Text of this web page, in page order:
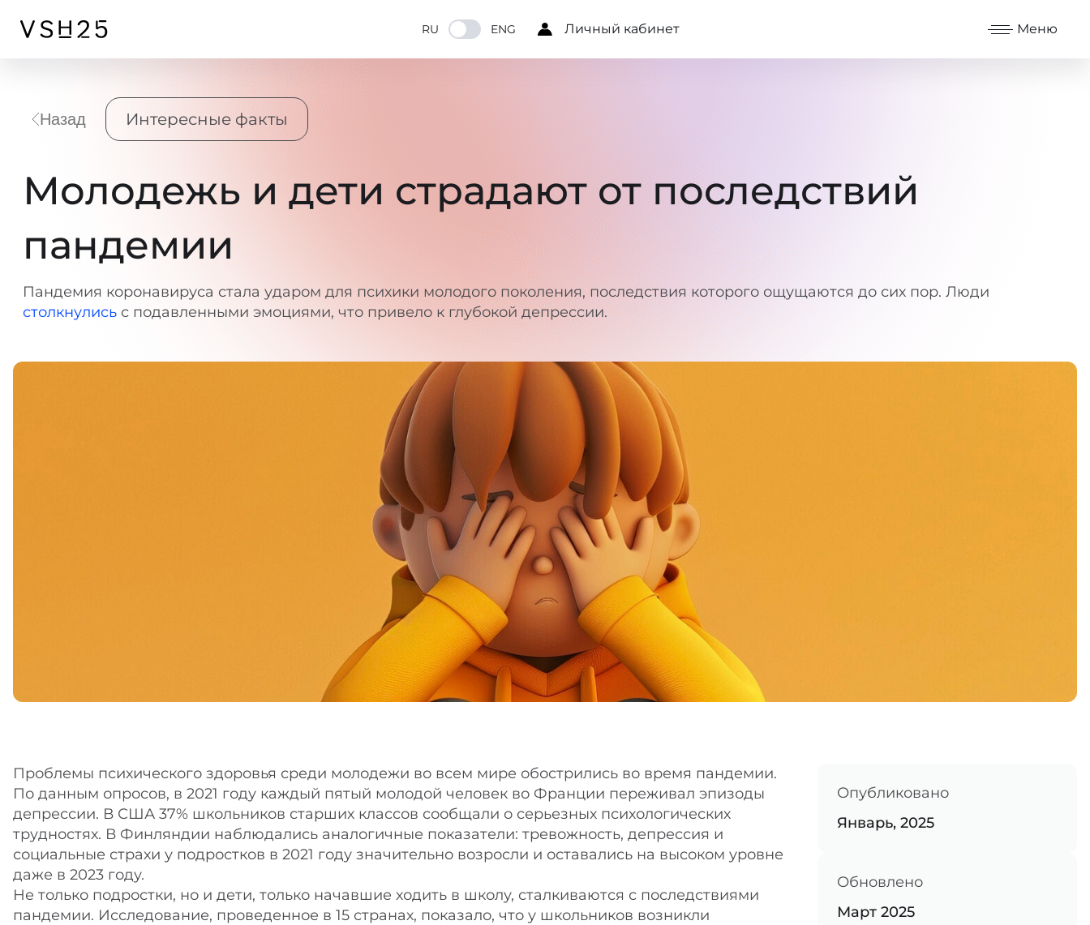
RU ENG Личный кабинет Меню
Назад Интересные факты
Молодежь и дети страдают от последствий
пандемии
Пандемия коронавируса стала ударом для психики молодого поколения, последствия которого ощущаются до сих пор. Люди
столкнулись с подавленными эмоциями, что привело к глубокой депрессии.
Проблемы психического здоровья среди молодежи во всем мире обострились во время пандемии.
По данным опросов, в 2021 году каждый пятый молодой человек во Франции переживал эпизоды
депрессии. В США 37% школьников старших классов сообщали о серьезных психологических
трудностях. В Финляндии наблюдались аналогичные показатели: тревожность, депрессия и
социальные страхи у подростков в 2021 году значительно возросли и оставались на высоком уровне
даже в 2023 году.
Не только подростки, но и дети, только начавшие ходить в школу, сталкиваются с последствиями
пандемии. Исследование, проведенное в 15 странах, показало, что у школьников возникли
Опубликовано
Январь, 2025
Обновлено
Март 2025